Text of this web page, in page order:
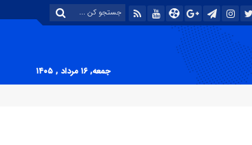
جمعه, ۱۶ مرداد , ۱۴۰۵